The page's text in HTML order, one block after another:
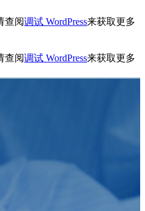
查阅调试 WordPress来获取更多
查阅调试 WordPress来获取更多